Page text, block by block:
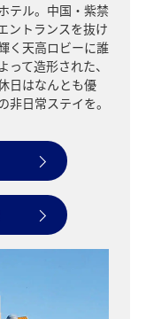
テル。中国・紫禁
ントランスを抜け
く天高ロビーに誰
て造形された、
日はなんとも優
日常ステイを。